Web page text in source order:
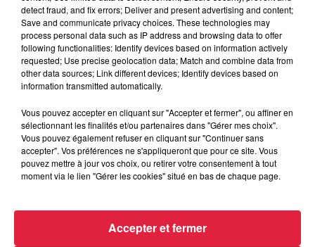
avec les flamants rouges
À découvrir également
detect fraud, and fix errors; Deliver and present advertising and content;
Save and communicate privacy choices. These technologies may
process personal data such as IP address and browsing data to offer
following functionalities: Identify devices based on information actively
requested; Use precise geolocation data; Match and combine data from
other data sources; Link different devices; Identify devices based on
information transmitted automatically.
Vous pouvez accepter en cliquant sur "Accepter et fermer", ou affiner en
sélectionnant les finalités et/ou partenaires dans "Gérer mes choix".
Vous pouvez également refuser en cliquant sur "Continuer sans
accepter". Vos préférences ne s'appliqueront que pour ce site. Vous
pouvez mettre à jour vos choix, ou retirer votre consentement à tout
moment via le lien "Gérer les cookies" situé en bas de chaque page.
Accepter et fermer